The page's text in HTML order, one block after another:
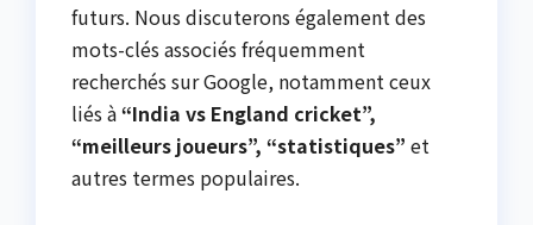
futurs. Nous discuterons également des
mots-clés associés fréquemment
recherchés sur Google, notamment ceux
liés à“India vs England cricket”,
“meilleurs joueurs”, “statistiques” et
autres termes populaires.